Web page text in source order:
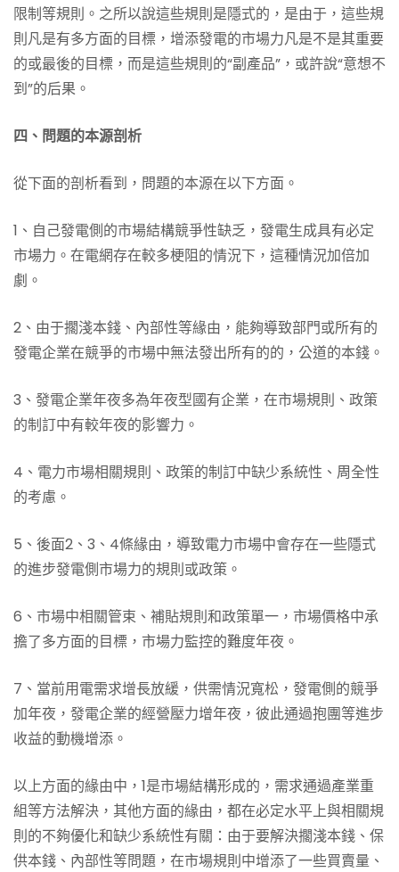
限制等規則。之所以說這些規則是隱式的，是由于，這些規
則凡是有多方面的目標，增添發電的市場力凡是不是其重要
的或最後的目標，而是這些規則的“副產品”，或許說“意想不
到”的后果。
四、問題的本源剖析
從下面的剖析看到，問題的本源在以下方面。
1、自己發電側的市場結構競爭性缺乏，發電生成具有必定
市場力。在電網存在較多梗阻的情況下，這種情況加倍加
劇。
2、由于擱淺本錢、內部性等緣由，能夠導致部門或所有的
發電企業在競爭的市場中無法發出所有的的，公道的本錢。
3、發電企業年夜多為年夜型國有企業，在市場規則、政策
的制訂中有較年夜的影響力。
4、電力市場相關規則、政策的制訂中缺少系統性、周全性
的考慮。
5、後面2、3、4條緣由，導致電力市場中會存在一些隱式
的進步發電側市場力的規則或政策。
6、市場中相關管束、補貼規則和政策單一，市場價格中承
擔了多方面的目標，市場力監控的難度年夜。
7、當前用電需求增長放緩，供需情況寬松，發電側的競爭
加年夜，發電企業的經營壓力增年夜，彼此通過抱團等進步
收益的動機增添。
以上方面的緣由中，1是市場結構形成的，需求通過產業重
組等方法解決，其他方面的緣由，都在必定水平上與相關規
則的不夠優化和缺少系統性有關：由于要解決擱淺本錢、保
供本錢、內部性等問題，在市場規則中增添了一些買賣量、